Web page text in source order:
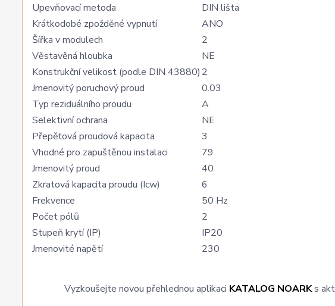
Upevňovací metoda
DIN lišta
Krátkodobé zpožděné vypnutí
ANO
Šířka v modulech
2
Věstavěná hloubka
NE
Konstrukční velikost (podle DIN 43880) 2
Jmenovitý poruchový proud
0.03
Typ reziduálního proudu
A
Selektivní ochrana
NE
Přepěťová proudová kapacita
3
Vhodné pro zapuštěnou instalaci
79
Jmenovitý proud
40
Zkratová kapacita proudu (Icw)
6
Frekvence
50 Hz
Počet pólů
2
Stupeň krytí (IP)
IP20
Jmenovité napětí
230
Vyzkoušejte novou přehlednou aplikaci KATALOG NOARKs